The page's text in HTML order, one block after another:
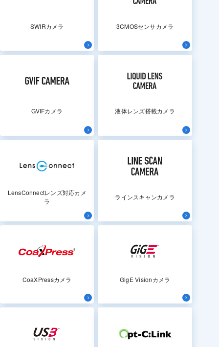
SWIRカメラ 3CMOSセンサカメラ
GVIFカメラ 液体レンズ搭載カメラ
LensConnectレンズ対応カメ
ラ
ラインスキャンカメラ
CoaXPressカメラ GigE Visionカメラ